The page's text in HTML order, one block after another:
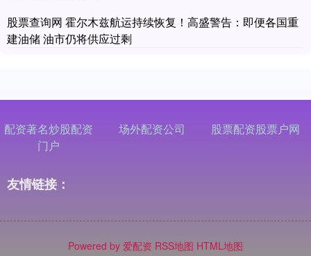
股票查询网 霍尔木兹航运持续恢复！高盛警告：即便各国重
建油储 油市仍将供应过剩
配资著名炒股配资
门户
场外配资公司 股票配资股票户网
友情链接：
Powered by 爱配资 RSS地图 HTML地图